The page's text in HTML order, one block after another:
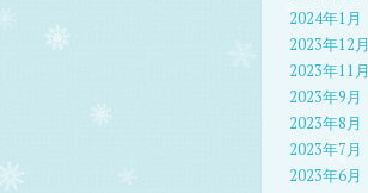
2024年1月
2023年12月
2023年11月
2023年9月
2023年8月
2023年7月
2023年6月